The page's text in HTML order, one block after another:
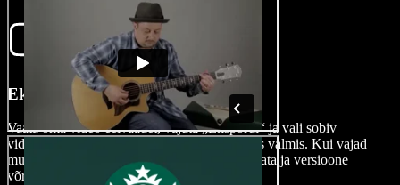
Ekspordi oma video
Vaata oma video eelvaadet, vajuta „Ekspordi“ ja vali sobiv
videoformaat. Sinu video on nüüd jagamiseks valmis. Kui vajad
muudatusi, saad lihtsalt ekspordiajalugu vaadata ja versioone
võrrelda.